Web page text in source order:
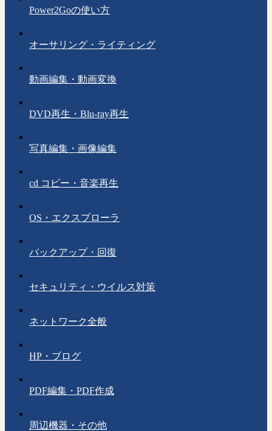
Power2Goの使い方
オーサリング・ライティング
動画編集・動画変換
DVD再生・Blu-ray再生
写真編集・画像編集
cd コピー・音楽再生
OS・エクスプローラ
バックアップ・回復
セキュリティ・ウイルス対策
ネットワーク全般
HP・ブログ
PDF編集・PDF作成
周辺機器・その他